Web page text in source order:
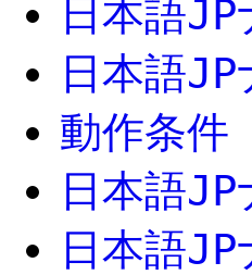
日本語
日本語
動作条件
日本語
日本語